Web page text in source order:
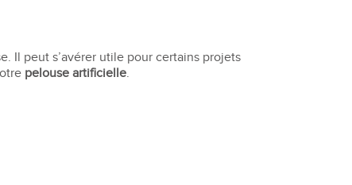
Il peut s’avérer utile pour certains projets
pelouse artificielle.